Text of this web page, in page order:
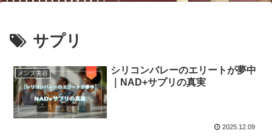
サプリ
メンズ美容
シリコンバレーのエリートが夢中
｜NAD+サプリの真実
2025.12.09